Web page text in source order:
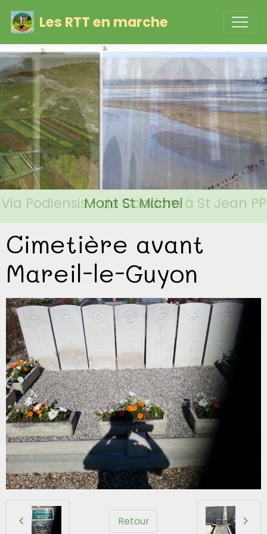
Les RTT en marche
Mont St Michel
Via Podiensis - de Condom à St Jean PP
Cimetière avant
Mareil-le-Guyon
Retour